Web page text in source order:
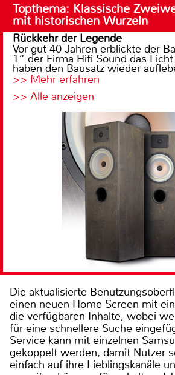
Topthema: Klassische
mit historischen Wurzeln
Rückkehr der Legende
Vor gut 40 Jahren erblickte der
1“ der Firma Hifi Sound das
haben den Bausatz wieder
>> Mehr erfahren
>> Alle anzeigen
Die aktualisierte
einen neuen Home Screen mit
die verfügbaren Inhalte, wobei
für eine schnellere Suche
Service kann mit einzelnen
gekoppelt werden, damit Nutzer
einfach auf ihre Lieblingskanäle